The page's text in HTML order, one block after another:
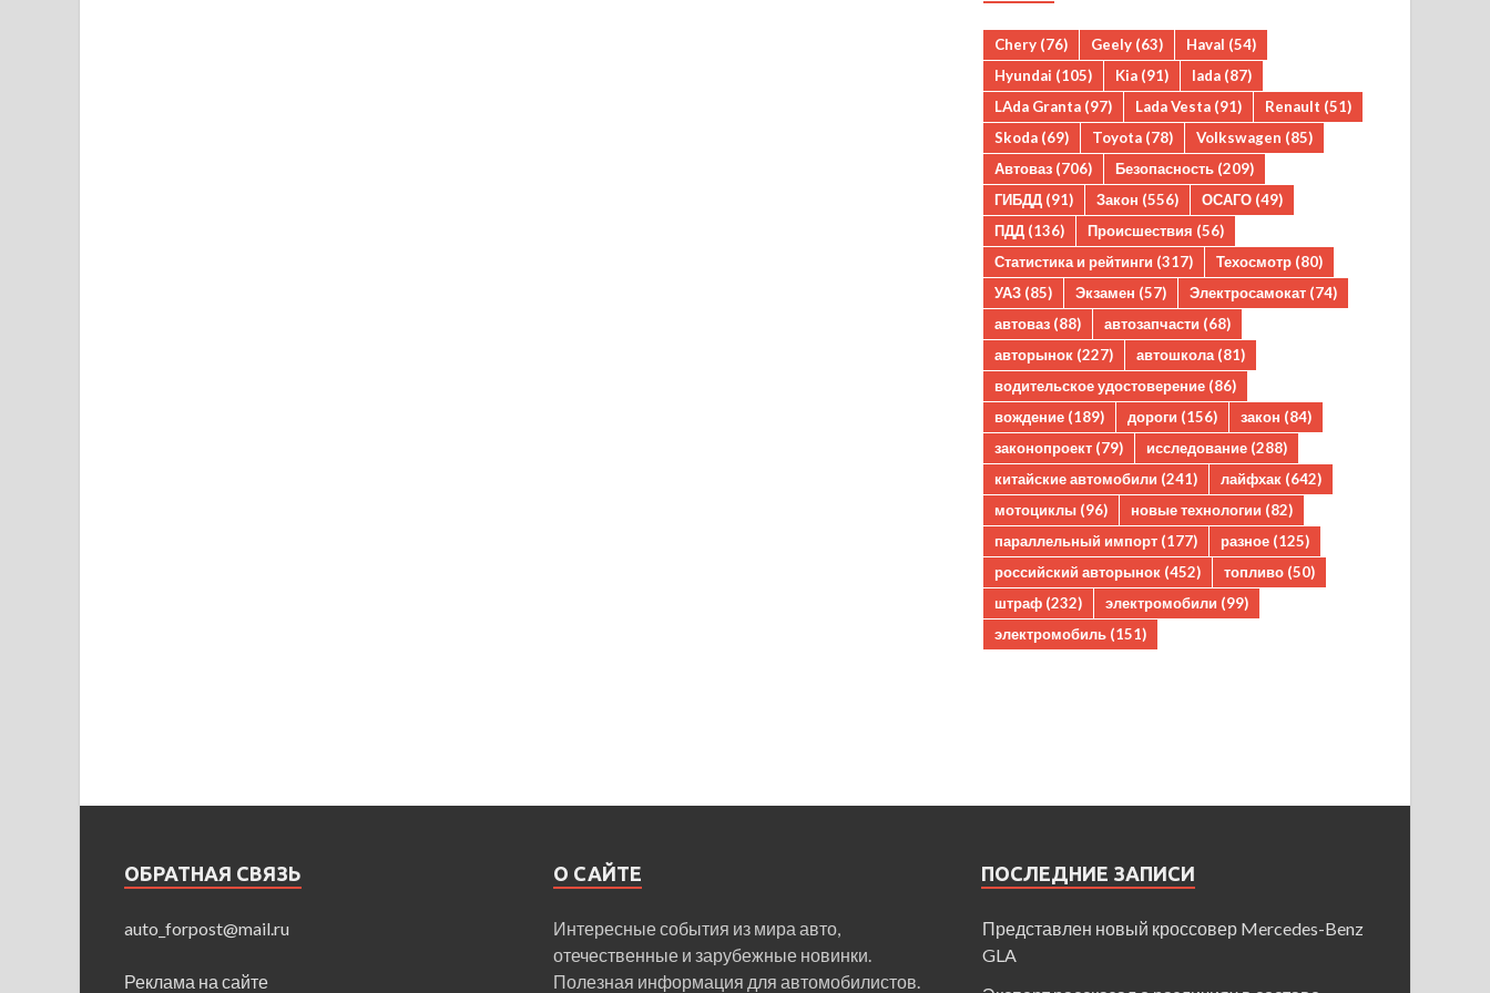
Chery (76) Geely (63) Haval (54)
Hyundai (105) Kia (91) lada (87)
LAda Granta (97) Lada Vesta (91) Renault (51)
Skoda (69) Toyota (78) Volkswagen (85)
Автоваз (706) Безопасность (209)
ГИБДД (91) Закон (556) ОСАГО (49)
ПДД (136) Происшествия (56)
Статистика и рейтинги (317) Техосмотр (80)
УАЗ (85) Экзамен (57) Электросамокат (74)
автоваз (88) автозапчасти (68)
авторынок (227) автошкола (81)
водительское удостоверение (86)
вождение (189) дороги (156) закон (84)
законопроект (79) исследование (288)
китайские автомобили (241) лайфхак (642)
мотоциклы (96) новые технологии (82)
параллельный импорт (177) разное (125)
российский авторынок (452) топливо (50)
штраф (232) электромобили (99)
электромобиль (151)
ОБРАТНАЯ СВЯЗЬ
auto_forpost@mail.ru
Реклама на сайте
О САЙТЕ
Интересные события из мира авто,
отечественные и зарубежные новинки.
Полезная информация для автомобилистов.
ПОСЛЕДНИЕ ЗАПИСИ
Представлен новый кроссовер Mercedes-Benz
GLA